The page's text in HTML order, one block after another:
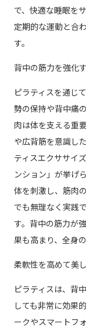
で、快適な睡眠を
定期的な運動と合
す。
背中の筋力を強化
ピラティスを通じ
勢の保持や背中痛
肉は体を支える重
や広背筋を意識し
ティスエクササイ
ンション」が挙げ
体を刺激し、筋肉
でも無理なく実践
す。背中の筋力が
果も高まり、全身
柔軟性を高めて美
ピラティスは、背
しても非常に効果
ークやスマートフ